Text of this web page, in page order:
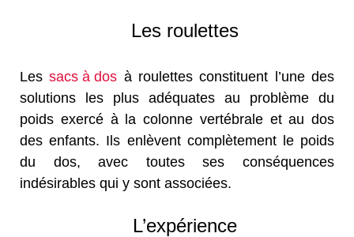
Les roulettes
Lessacs à dos à roulettes constituent l’une des
solutions les plus adéquates au problème du
poids exercé à la colonne vertébrale et au dos
des enfants. Ils enlèvent complètement le poids
du dos, avec toutes ses conséquences
indésirables qui y sont associées.
L’expérience